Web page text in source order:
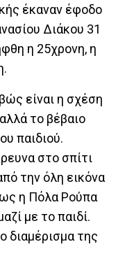
έκαναν έφοδο
Διάκου 31
η 25χρονη, η
είναι η σχέση
το βέβαιο
παιδιού.
στο σπίτι
την όλη εικόνα
η Πόλα Ρούπα
με το παιδί.
διαμέρισμα της